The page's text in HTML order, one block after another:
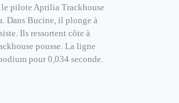
le pilote Aprilia Trackhouse
Dans Bucine, il plonge à
Ils ressortent côte à
pousse. La ligne
pour 0,034 seconde.